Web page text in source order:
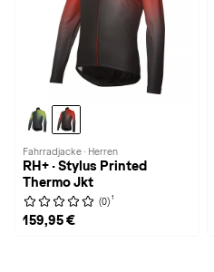
Fahrradjacke · Herren
RH+ · Stylus Printed
Thermo Jkt
(0) 1
159,95 €